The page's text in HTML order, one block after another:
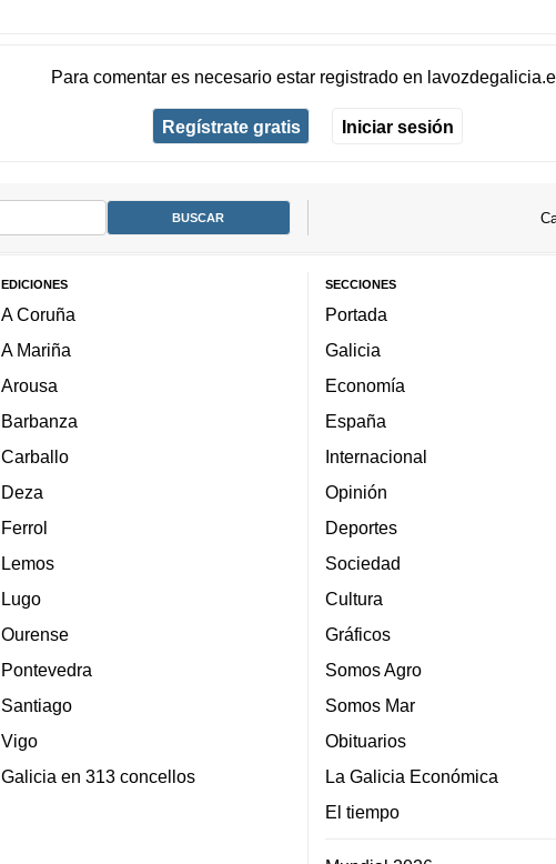
Para comentar es necesario estar registradoen
Regístrate gratis Iniciar sesión
EDICIONES
A Coruña
A Mariña
Arousa
Barbanza
Carballo
Deza
Ferrol
Lemos
Lugo
Ourense
Pontevedra
Santiago
Vigo
Galicia en 313 concellos
SECCIONES
Portada
Galicia
Economía
España
Internacional
Opinión
Deportes
Sociedad
Cultura
Gráficos
Somos Agro
Somos Mar
Obituarios
La Galicia Económica
El tiempo